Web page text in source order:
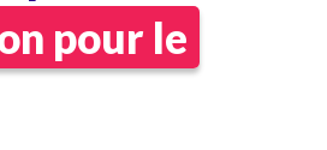
pour le